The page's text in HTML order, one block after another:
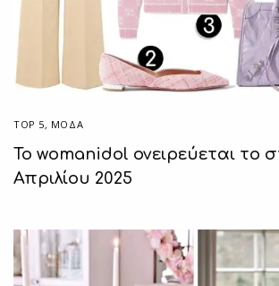
TOP 5, ΜΟΔΑ
Το womanidol ονειρεύεται το
Απριλίου 2025